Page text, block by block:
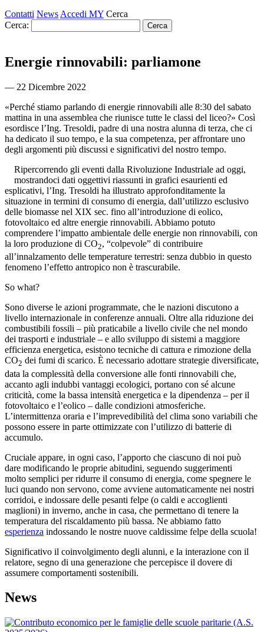
Contatti News Accedi MY Cerca
Cerca:
Energie rinnovabili: parliamone
― 22 Dicembre 2022
«Perché stiamo parlando di energie rinnovabili alle 8:30 del sabato
mattina in una assemblea che riunisce tutte le classi del liceo?» Così
esordisce l’Ing. Tresoldi, padre di una nostra alunna di terza, che ci
ha dedicato il suo tempo, e la sua competenza, per affrontare uno
degli argomenti più discussi e significativi del nostro tempo.
Ripercorrendo gli eventi dalla Rivoluzione Industriale ad oggi,
mostrandoci dati oggettivi riassunti in grafici esaurienti ed
esplicativi, l’Ing. Tresoldi ha illustrato approfonditamente la
situazione in termini di consumo di energia, dall’utilizzo esclusivo
delle biomasse nel XIX sec. fino all’introduzione di eolico,
fotovoltaico ed altre energie rinnovabili. Abbiamo potuto
comprendere l’impatto ambientale delle energie non rinnovabili, con
la loro produzione di CO2, “colpevole” di contribuire
all’innalzamento delle temperature terrestri: senza dubbio in questo
fenomeno l’effetto antropico non è trascurabile.
So what?
Sono diverse le azioni programmate, che le nazioni discutono a
livello internazionale in conferenze annuali. Oltre alla riduzione dei
combustibili fossili – più praticabile a livello civile che nel mondo
dei trasporti e industriale – e allo sviluppo di sistemi a maggiore
efficienza energetica, esistono tecniche di cattura e rimozione della
CO2 dei fumi di scarico. È necessario adottare strategie diversificate,
data la complessità della conversione alle fonti rinnovabili che,
accanto agli indubbi vantaggi ecologici, portano con sé alcune
criticità, come la bassa intensità energetica e la dipendenza – per il
fotovoltaico e l’eolico – dalle condizioni atmosferiche.
L’intermittenza oraria e l’imprevedibilità del clima sono variabili che
possono essere in parte ottimizzate con l’utilizzo di batterie di
accumulo.
Cruciale appare, in ogni caso, l’apporto che ciascuno di noi può
dare modificando le proprie abitudini, seguendo suggerimenti
molto semplici per ridurre il consumo di energia, come spegnere le
luci quando non servono, come avviene automaticamente nei nostri
corridoi, e indossare delle pesanti felpe (o caldi e accoglienti
maglioni) in inverno, anche in casa, che permettano di tenere la
temperatura del riscaldamento più bassa. Ne abbiamo fatto
esperienza indossando le nostre nuove caldissime felpe della scuola!
Significativo il coinvolgimento degli alunni, e la interazione con il
relatore, segno di una generazione che percepisce il dovere di
assumere comportamenti sostenibili.
News